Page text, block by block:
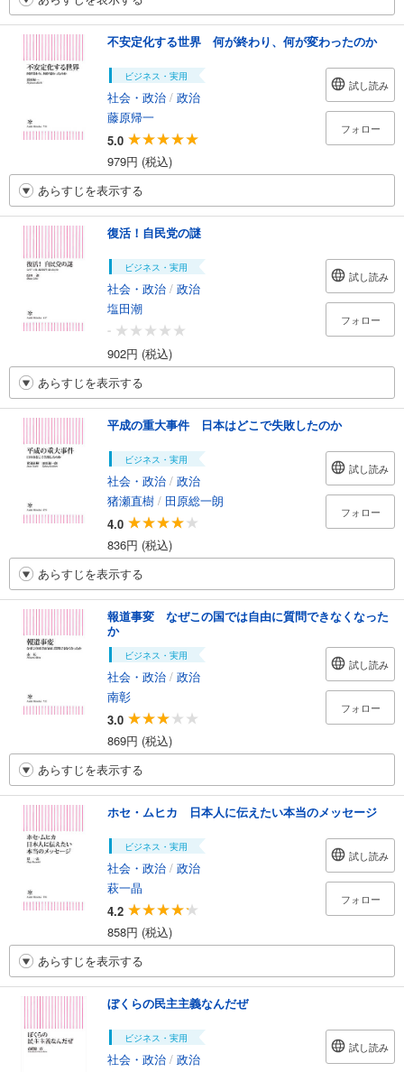
不安定化する世界 何が終わり、何が変わったのか
ビジネス・実用
社会・政治 / 政治
藤原帰一
5.0
979円 (税込)
試し読み
フォロー
あらすじを表示する
復活！自民党の謎
ビジネス・実用
社会・政治 / 政治
塩田潮
-
902円 (税込)
試し読み
フォロー
あらすじを表示する
平成の重大事件 日本はどこで失敗したのか
ビジネス・実用
社会・政治 / 政治
猪瀬直樹 / 田原総一朗
4.0
836円 (税込)
試し読み
フォロー
あらすじを表示する
報道事変 なぜこの国では自由に質問できなくなった
か
ビジネス・実用
社会・政治 / 政治
南彰
3.0
869円 (税込)
試し読み
フォロー
あらすじを表示する
ホセ・ムヒカ 日本人に伝えたい本当のメッセージ
ビジネス・実用
社会・政治 / 政治
萩一晶
4.2
858円 (税込)
試し読み
フォロー
あらすじを表示する
ぼくらの民主主義なんだぜ
ビジネス・実用
社会・政治 / 政治
試し読み